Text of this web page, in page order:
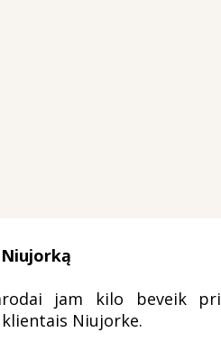
jam kilo beveik
Niujorke.